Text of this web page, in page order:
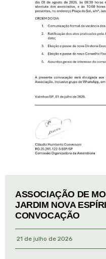
ASSOCIAÇÃO DE
JARDIM NOVA
CONVOCAÇÃO
21 de julho de 2026